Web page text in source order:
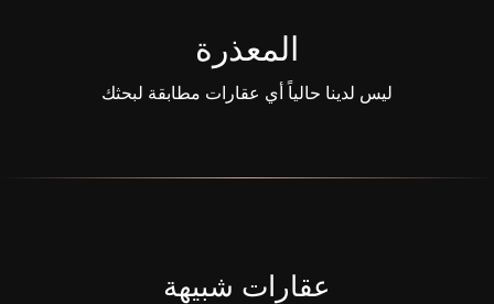
المعذرة
ليس لدينا حالياً أي عقارات مطابقة لبحثك
عقارات شبيهة